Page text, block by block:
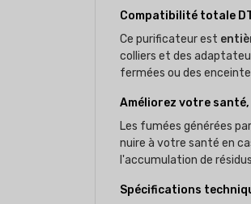
Compatibilité totale
Ce purificateur est
colliers et des
fermées ou des
Améliorez votre
Les fumées générées
nuire à votre santé en
l'accumulation de
Spécifications